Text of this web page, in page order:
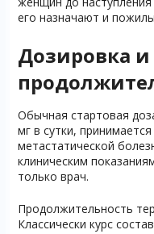
его назначают и
Дозировка и
Обычная стартовая
мг в сутки,
метастатической
клиническим
только врач.
Продолжительность
Классически курс